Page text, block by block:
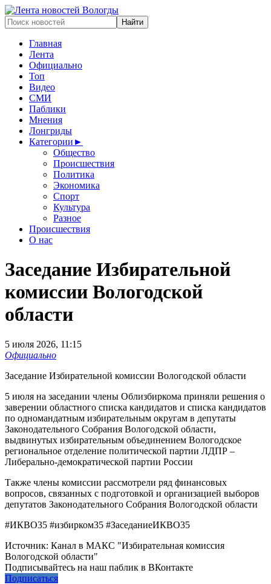
Главная
Лента
Официально
Топ
Видео
СМИ
Паблики
Мнения
Лонгриды
Категории ►
Общество
Происшествия
Политика
Экономика
Спорт
Культура
Разное
Происшествия
О нас
Заседание Избирательной
комиссии Вологодской
области
5 июля 2026, 11:15
Официально
Заседание Избирательной комиссии Вологодской области
5 июля на заседании члены Облизбиркома приняли решения о
заверении областного списка кандидатов и списка кандидатов
по одномандатным избирательным округам в депутаты
Законодательного Собрания Вологодской области,
выдвинутых избирательным объединением Вологодское
региональное отделение политической партии ЛДПР –
Либерально-демократической партии России
Также члены комиссии рассмотрели ряд финансовых
вопросов, связанных с подготовкой и организацией выборов
депутатов Законодательного Собрания Вологодской области
#ИКВО35 #избирком35 #ЗаседаниеИКВО35
Источник: Канал в МАКС "Избирательная комиссия
Вологодской области"
Подписывайтесь на наш паблик в ВКонтакте
Подписаться